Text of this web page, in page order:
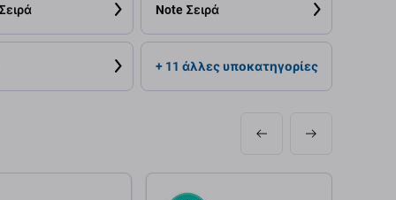
Note Σειρά
+ 11 άλλες υποκατηγορίες